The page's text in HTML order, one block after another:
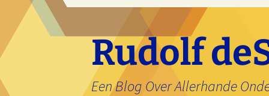
inhoud
Rudolf
Een Blog Over Allerhande